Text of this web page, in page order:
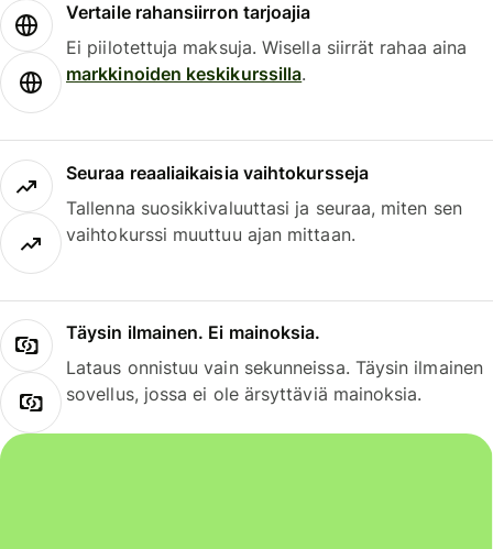
Vertaile rahansiirron tarjoajia
Ei piilotettuja maksuja. Wisella siirrät rahaa aina
markkinoiden keskikurssilla.
Seuraa reaaliaikaisia vaihtokursseja
Tallenna suosikkivaluuttasi ja seuraa, miten sen
vaihtokurssi muuttuu ajan mittaan.
Täysin ilmainen. Ei mainoksia.
Lataus onnistuu vain sekunneissa. Täysin ilmainen
sovellus, jossa ei ole ärsyttäviä mainoksia.